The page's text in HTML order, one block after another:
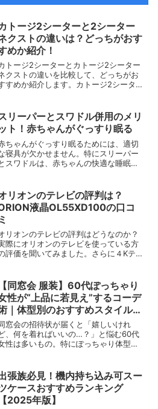
トージ2シーターと2シーター
クストの違いは？どっちがおす
めか紹介！
トージ2シーターとカトージ2シーター
クストの違いを比較して、どっちがお
すめか紹介します。カトージ2シーター
になりますよね。カトージ2シーターと
トージ2シータ...
リーパーとスワドル併用のメリ
ト！赤ちゃんがぐっすり眠る
ちゃんがぐっすり眠るためには、適切
寝具が欠かせません。特にスリーパー
スワドルは、赤ちゃんの快適な睡眠を
の併用について詳しく解説し、赤ちゃ
の眠りをより良くするため...
リオンのテレビの評判は？
液晶OL55XD100の口コ
ミ
リオンのテレビの評判はどうなのか？
際にオリオンのテレビを使っている方
評価を聞いてみました。さらに４Kテレ
ーを紹介いたします。ORIONテレビ４
K55型（O...
【同窓会 服装】60代ぽっちゃり
性が“上品に若見え”するコーデ
｜体型別のおすすめスタイルも
介
窓会の招待状が届くと「嬉しいけれ
、何を着ればいいの…？」と悩む60代
性は多いもの。特にぽっちゃり体型の
事では、60代ぽっちゃり女性が 無理せ
若々しく、品...
張族必見！機内持ち込み可スー
ケースおすすめランキング
【2025年版】